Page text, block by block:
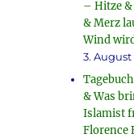
– Hitze
& Merz
Wind
3. August
& Was
Islamist
Florence